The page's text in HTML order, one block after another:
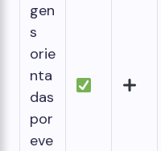
gen
s
orie
nta
das
por
eve